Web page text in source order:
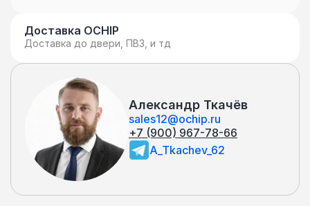
Доставка OCHIP
Доставка до двери, ПВЗ, и тд
Александр Ткачёв
sales12@ochip.ru
+7 (900) 967-78-66
A_Tkachev_62